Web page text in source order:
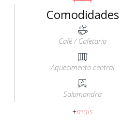
Comodidades
Café / Cafetaria
Aquecimento central
Salamandra
+mais